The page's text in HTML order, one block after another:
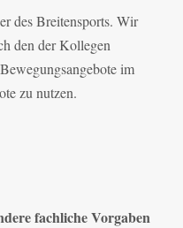
des Breitensports. Wir
den der Kollegen
im
zu nutzen.
fachliche Vorgaben